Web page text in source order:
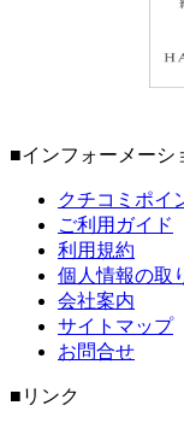
■インフォーメーシ
クチコミポイ
ご利用ガイド
利用規約
個人情報の取
会社案内
サイトマップ
お問合せ
■リンク